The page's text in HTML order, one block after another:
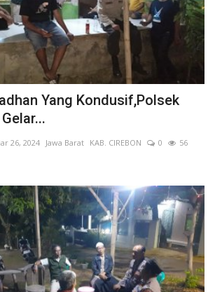
Kreatif
Yang Kondusif,Polsek
26, 2024 Jawa Barat KAB. CIREBON 0
56